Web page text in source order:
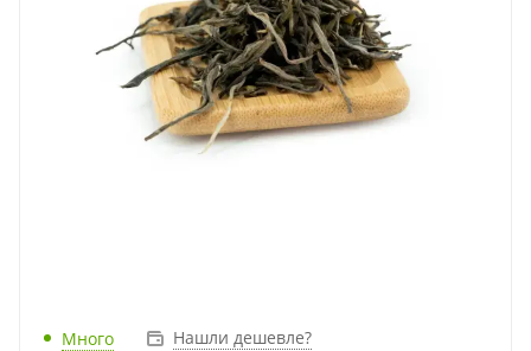
Много Нашли дешевле?